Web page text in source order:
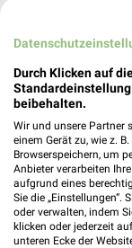
Durch Klicken auf
beibehalten.
Wir und unsere Partner
einem Gerät zu, wie z.
Browserspeichern, um
Anbieter verarbeiten
aufgrund eines
Sie die „Einstellungen“.
oder verwalten, indem
klicken oder jederzeit
unteren Ecke der